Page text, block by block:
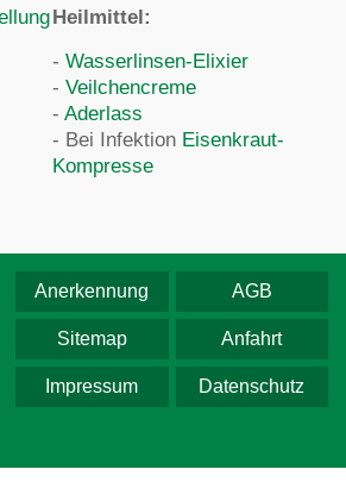
Heilmittel:
- Wasserlinsen-Elixier
- Veilchencreme
- Aderlass
- Bei Infektion Eisenkraut-
Kompresse
AGB
Anerkennung
Anfahrt
Sitemap
Datenschutz
Impressum